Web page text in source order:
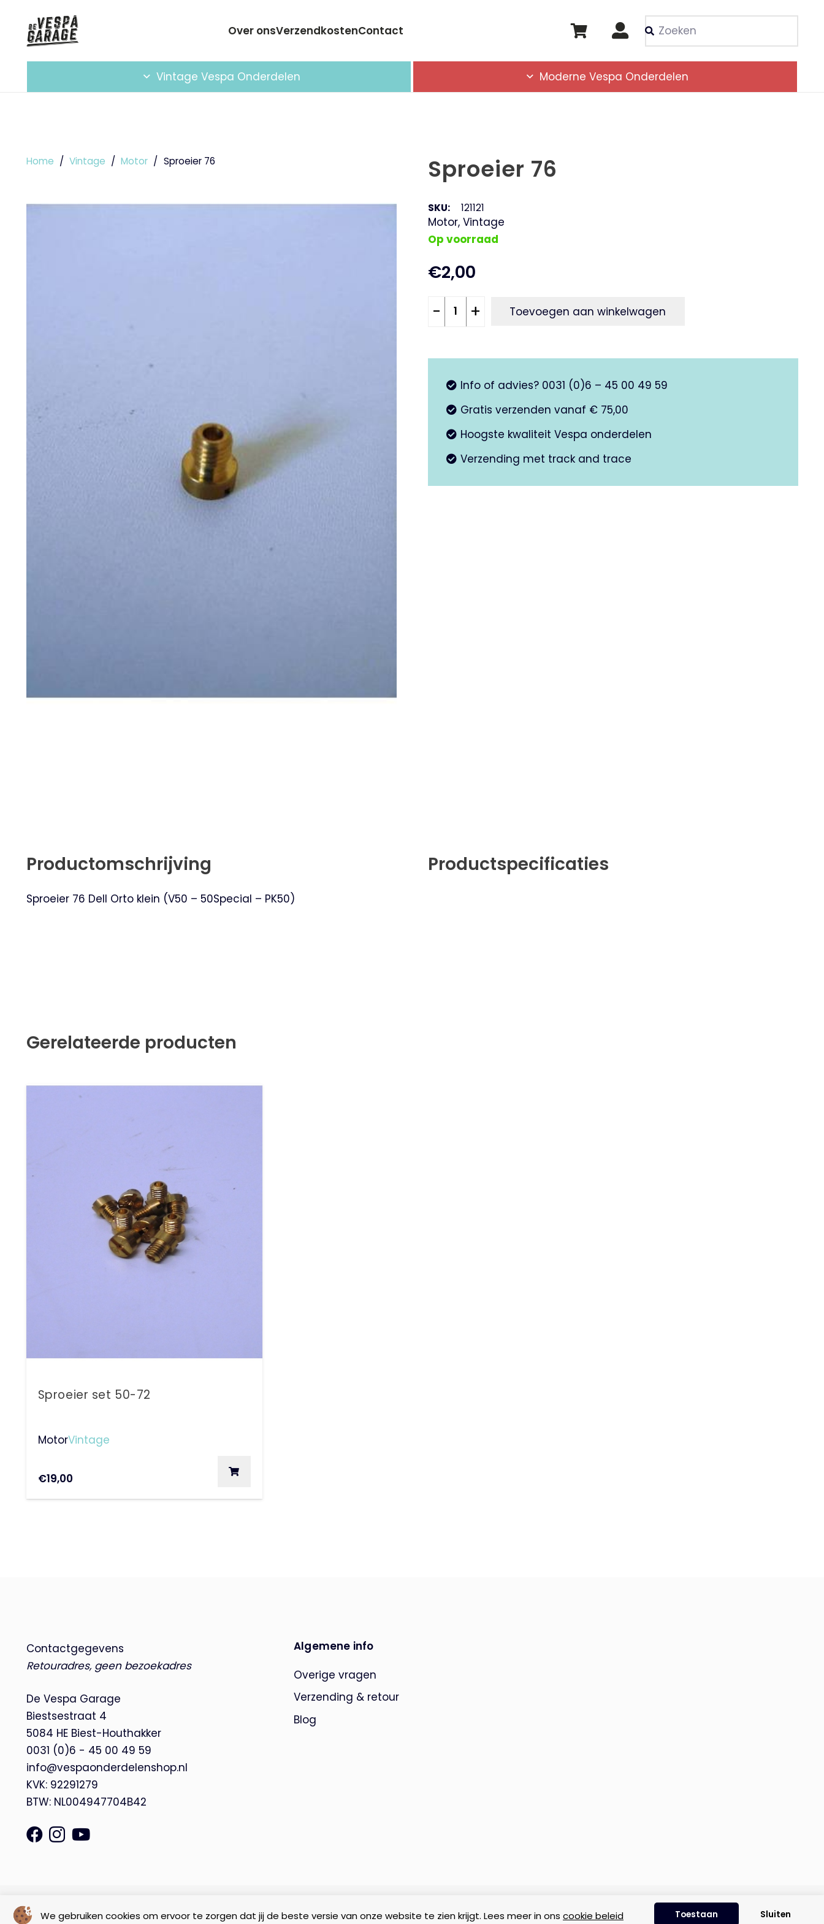
We gebruiken cookies om ervoor te zorgen dat jij de beste versie van onze website te zien krijgt. Lees meer in ons cookie beleid Toestaan Sluiten
Over onsVerzendkostenContact
Als de resultaten voor
Vintage Vespa Onderdelen Moderne Vespa Onderdelen
Home / Vintage / Motor / Sproeier 76 Sproeier 76
SKU: 121121
Motor, Vintage
Op voorraad
€2,00
Sproeier
- + Toevoegen aan winkelwagen
Info of advies? 0031 (0)6 – 45 00 49 59
Gratis verzenden vanaf € 75,00
Hoogste kwaliteit Vespa onderdelen
Verzending met track and trace
Productomschrijving
Sproeier 76 Dell Orto klein (V50 – 50Special – PK50)
Productspecificaties
Gerelateerde producten
Sproeier set 50-72
MotorVintage
€19,00
Contactgegevens
Retouradres, geen bezoekadres
De Vespa Garage
Biestsestraat 4
5084 HE Biest-Houthakker
0031 (0)6 - 45 00 49 59
info@vespaonderdelenshop.nl
KVK: 92291279
BTW: NL004947704B42
Algemene info
Overige vragen
Verzending & retour
Blog
© Copyright 2026 – De Vespa Garage | Privacyverklaring Cookie beleid